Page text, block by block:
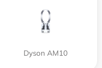
Dyson AM10